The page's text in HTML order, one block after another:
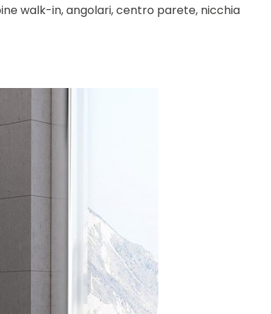
walk-in, angolari, centro parete, nicchia